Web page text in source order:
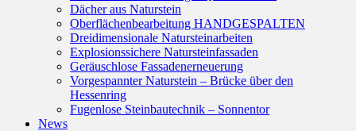
Dächer aus Naturstein
Oberflächenbearbeitung HANDGESPALTEN
Dreidimensionale Natursteinarbeiten
Explosionssichere Natursteinfassaden
Geräuschlose Fassadenerneuerung
Vorgespannter Naturstein – Brücke über den
Hessenring
Fugenlose Steinbautechnik – Sonnentor
News